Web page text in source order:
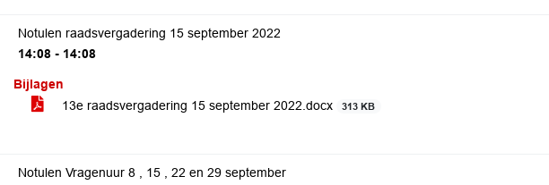
Notulen raadsvergadering 15 september 2022
14:08 - 14:08
Bijlagen
13e raadsvergadering 15 september 2022.docx
313 KB
Notulen Vragenuur 8 , 15 , 22 en 29 september